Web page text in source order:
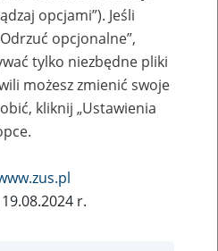
- zakładanie profili
firmy
opcjami”). Jeśli
opcjonalne”,
tylko niezbędne pliki
możesz zmienić swoje
kliknij „Ustawienia
r.